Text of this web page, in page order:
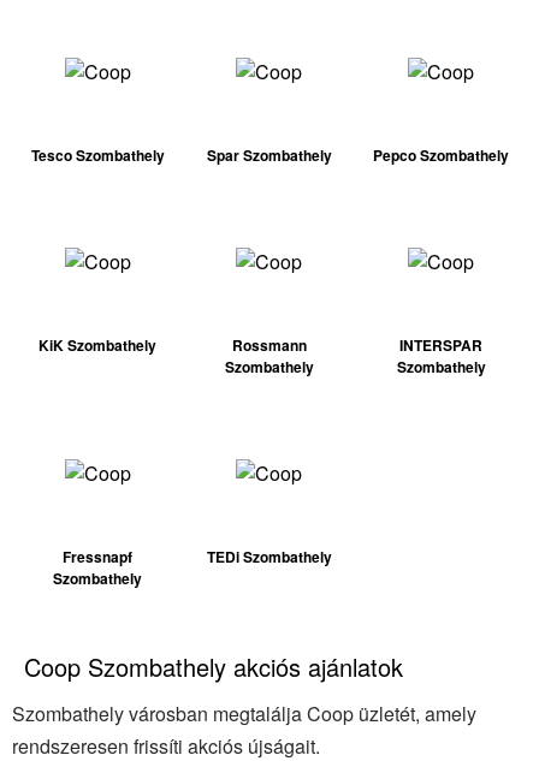
Tesco Szombathely Spar Szombathely Pepco Szombathely
KiK Szombathely
Rossmann
Szombathely
INTERSPAR
Szombathely
Fressnapf
Szombathely
TEDi Szombathely
Coop Szombathely akciós ajánlatok
Szombathely városban megtalálja Coop üzletét, amely
rendszeresen frissíti akciós újságait.